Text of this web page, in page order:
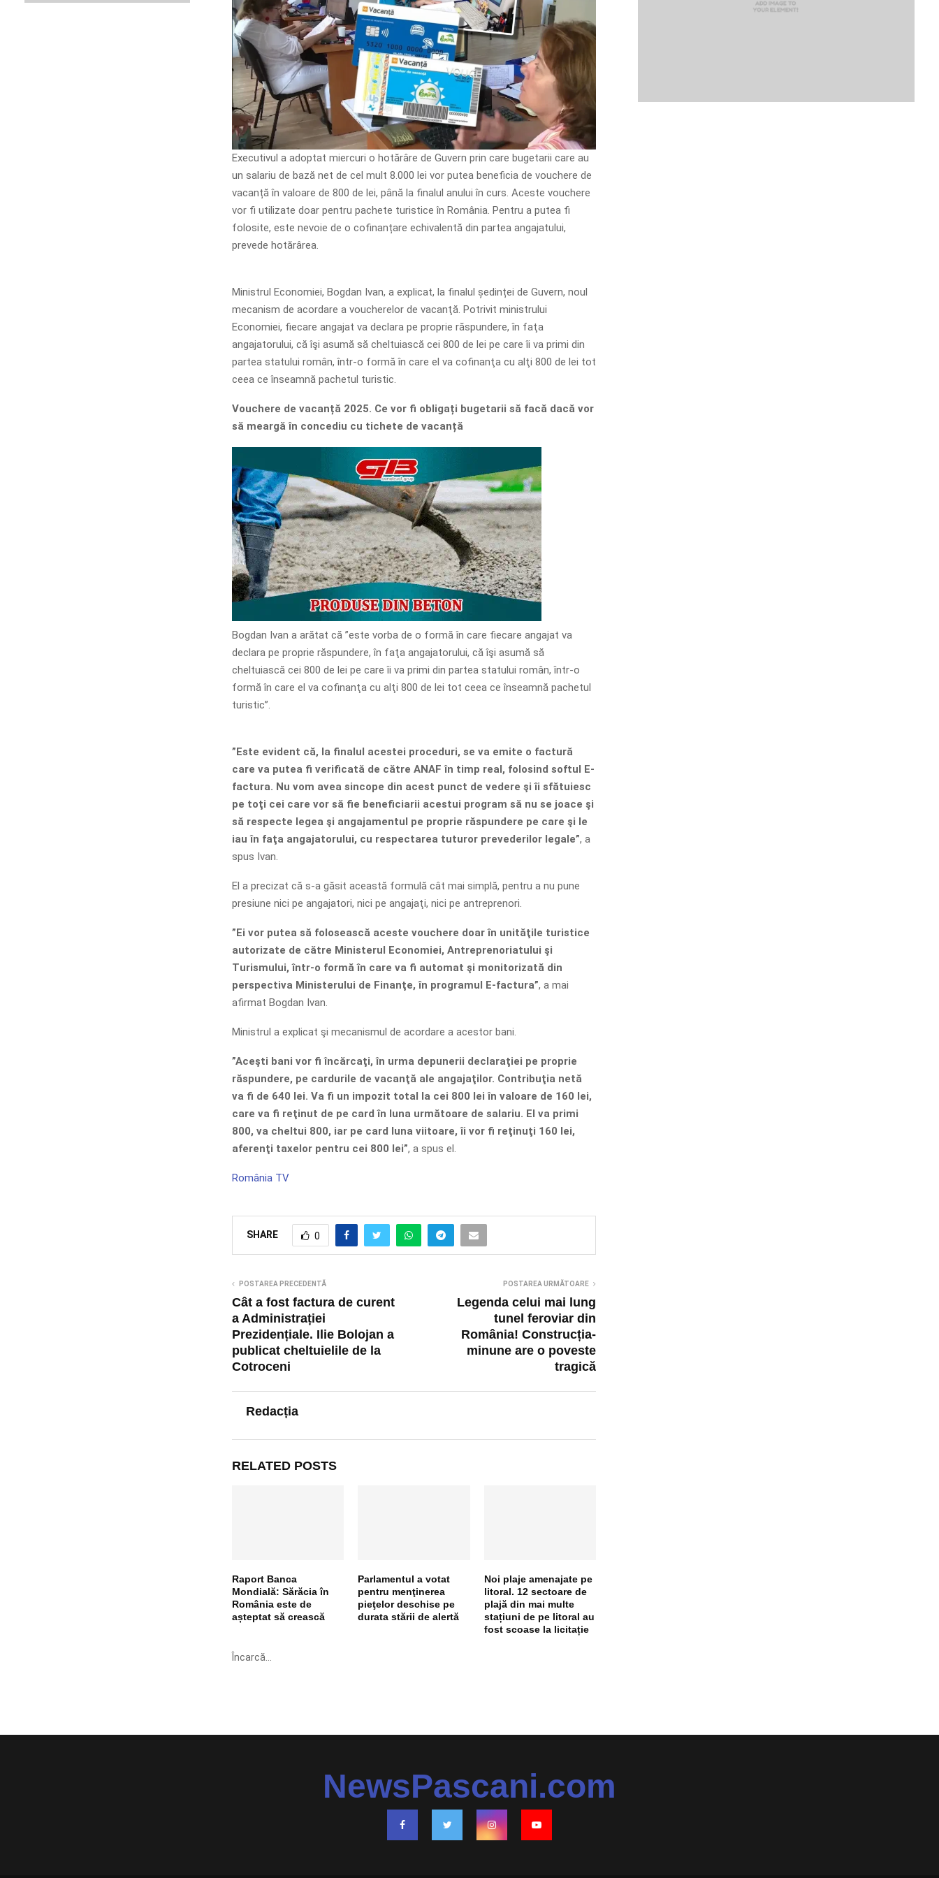
Executivul a adoptat miercuri o hotărâre de Guvern prin care bugetarii care au
un salariu de bază net de cel mult 8.000 lei vor putea beneficia de vouchere de
vacanță în valoare de 800 de lei, până la finalul anului în curs. Aceste vouchere
vor fi utilizate doar pentru pachete turistice în România. Pentru a putea fi
folosite, este nevoie de o cofinanțare echivalentă din partea angajatului,
prevede hotărârea.
Ministrul Economiei, Bogdan Ivan, a explicat, la finalul ședinței de Guvern, noul
mecanism de acordare a voucherelor de vacanţă. Potrivit ministrului
Economiei, fiecare angajat va declara pe proprie răspundere, în faţa
angajatorului, că îşi asumă să cheltuiască cei 800 de lei pe care îi va primi din
partea statului român, într-o formă în care el va cofinanţa cu alţi 800 de lei tot
ceea ce înseamnă pachetul turistic.
Vouchere de vacanță 2025. Ce vor fi obligați bugetarii să facă dacă vor
să meargă în concediu cu tichete de vacanță
Bogdan Ivan a arătat că ”este vorba de o formă în care fiecare angajat va
declara pe proprie răspundere, în faţa angajatorului, că îşi asumă să
cheltuiască cei 800 de lei pe care îi va primi din partea statului român, într-o
formă în care el va cofinanţa cu alţi 800 de lei tot ceea ce înseamnă pachetul
turistic”.
”Este evident că, la finalul acestei proceduri, se va emite o factură
care va putea fi verificată de către ANAF în timp real, folosind softul E-
factura. Nu vom avea sincope din acest punct de vedere şi îi sfătuiesc
pe toţi cei care vor să fie beneficiarii acestui program să nu se joace şi
să respecte legea şi angajamentul pe proprie răspundere pe care şi le
iau în faţa angajatorului, cu respectarea tuturor prevederilor legale”, a
spus Ivan.
El a precizat că s-a găsit această formulă cât mai simplă, pentru a nu pune
presiune nici pe angajatori, nici pe angajaţi, nici pe antreprenori.
”Ei vor putea să folosească aceste vouchere doar în unităţile turistice
autorizate de către Ministerul Economiei, Antreprenoriatului şi
Turismului, într-o formă în care va fi automat şi monitorizată din
perspectiva Ministerului de Finanţe, în programul E-factura”, a mai
afirmat Bogdan Ivan.
Ministrul a explicat şi mecanismul de acordare a acestor bani.
”Aceşti bani vor fi încărcaţi, în urma depunerii declaraţiei pe proprie
răspundere, pe cardurile de vacanţă ale angajaţilor. Contribuţia netă
va fi de 640 lei. Va fi un impozit total la cei 800 lei în valoare de 160 lei,
care va fi reţinut de pe card în luna următoare de salariu. El va primi
800, va cheltui 800, iar pe card luna viitoare, îi vor fi reţinuţi 160 lei,
aferenţi taxelor pentru cei 800 lei”, a spus el.
România TV
SHARE 0
POSTAREA PRECEDENTĂ
Cât a fost factura de curent
a Administrației
Prezidențiale. Ilie Bolojan a
publicat cheltuielile de la
Cotroceni
POSTAREA URMĂTOARE
Legenda celui mai lung
tunel feroviar din
România! Construcția-
minune are o poveste
tragică
Redacția
RELATED POSTS
Raport Banca
Mondială: Sărăcia în
România este de
așteptat să crească
Parlamentul a votat
pentru menţinerea
pieţelor deschise pe
durata stării de alertă
Noi plaje amenajate pe
litoral. 12 sectoare de
plajă din mai multe
stațiuni de pe litoral au
fost scoase la licitație
Încarcă...
NewsPascani.com